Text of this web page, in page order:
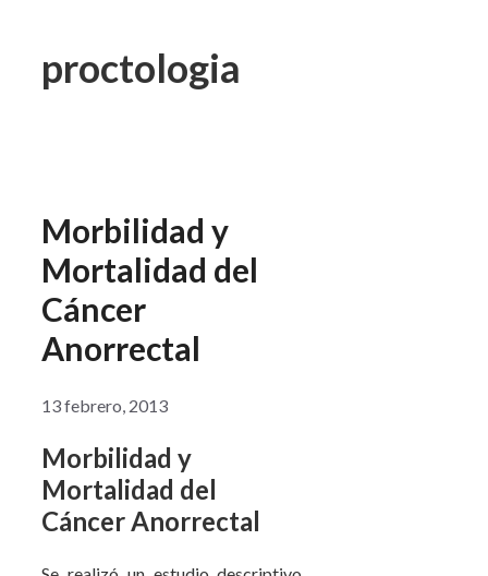
proctologia
Morbilidad y
Mortalidad del
Cáncer
Anorrectal
13 febrero, 2013
Morbilidad y
Mortalidad del
Cáncer Anorrectal